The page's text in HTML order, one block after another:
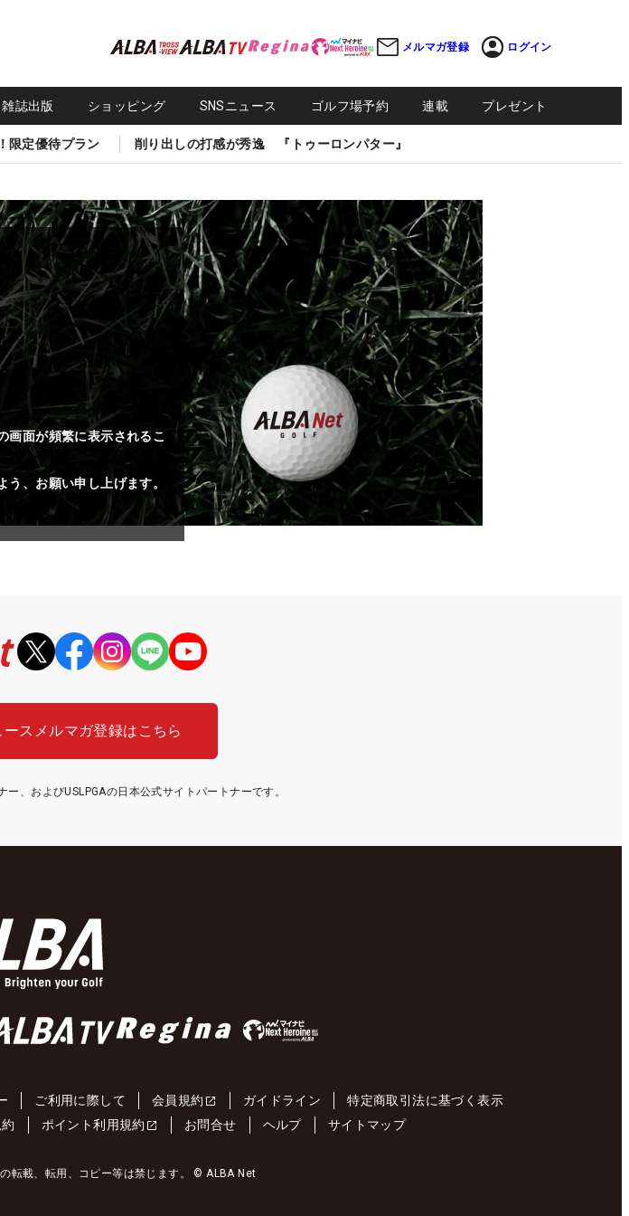
メルマガ登録 ログイン
雑誌出版 ショッピング SNSニュース ゴルフ場予約 連載 プレゼント
限定優待プラン 削り出しの打感が秀逸 『トゥーロンパター』
画面が頻繁に表示されるこ
、お願い申し上げます。
ス メルマガ登録はこちら
、およびUSLPGAの日本公式サイトパートナーです。
ご利用に際して 会員規約 ガイドライン
特定商取引法に基づく表示
ポイント利用規約 お問合せ ヘルプ サイトマップ
転載、転用、コピー等は禁じます。 © ALBA Net